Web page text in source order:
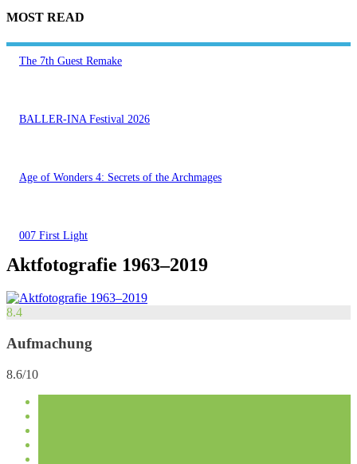
MOST READ
The 7th Guest Remake
BALLER-INA Festival 2026
Age of Wonders 4: Secrets of the Archmages
007 First Light
Aktfotografie 1963–2019
8.4
Aufmachung
8.6/10